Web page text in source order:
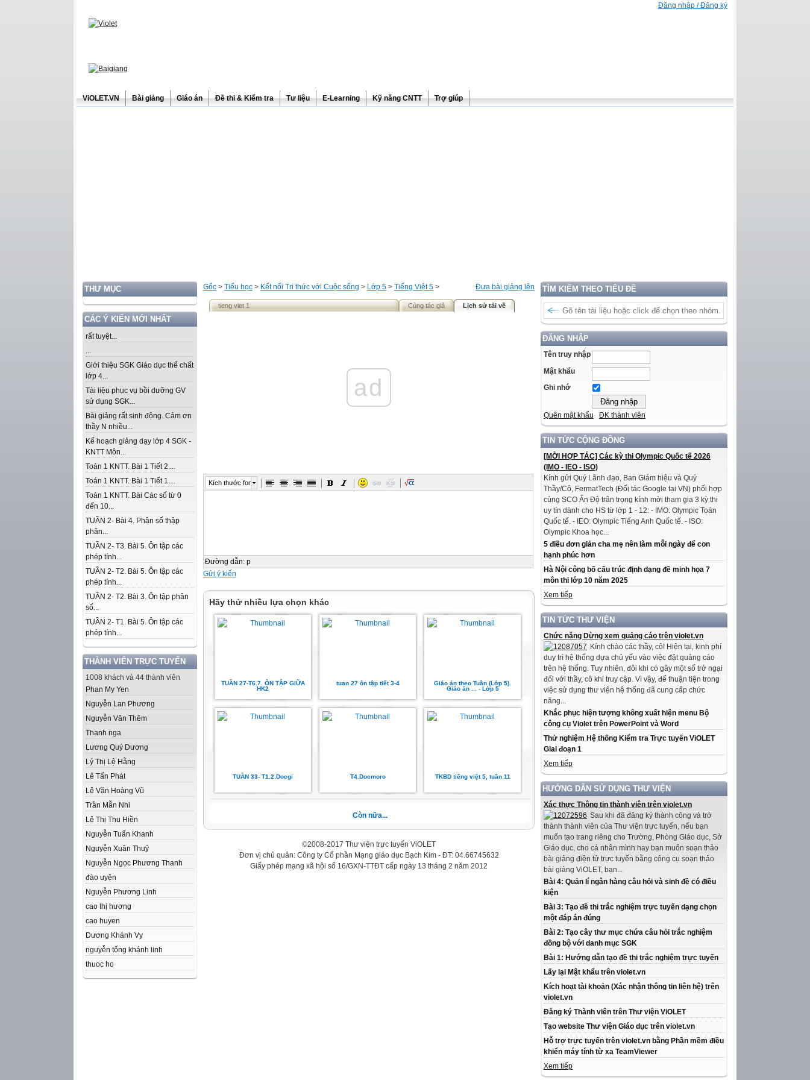
Đăng nhập / Đăng ký
ViOLET.VN Bài giảng Giáo án Đề thi & Kiểm tra Tư liệu E-Learning Kỹ năng CNTT Trợ giúp
THƯ MỤC
CÁC Ý KIẾN MỚI NHẤT
rất tuyệt...
...
Giới thiệu SGK Giáo dục thể chất
lớp 4...
Tài liệu phục vụ bồi dưỡng GV
sử dụng SGK...
Bài giảng rất sinh động. Cảm ơn
thầy N nhiều...
Kế hoạch giảng dạy lớp 4 SGK -
KNTT Môn...
Toán 1 KNTT. Bài 1 Tiết 2....
Toán 1 KNTT. Bài 1 Tiết 1....
Toán 1 KNTT. Bài Các số từ 0
đến 10...
TUẦN 2- Bài 4. Phân số thập
phân...
TUẦN 2- T3. Bài 5. Ôn tập các
phép tính...
TUẦN 2- T2. Bài 5. Ôn tập các
phép tính...
TUẦN 2- T2. Bài 3. Ôn tập phân
số...
TUẦN 2- T1. Bài 5. Ôn tập các
phép tính...
THÀNH VIÊN TRỰC TUYẾN
1008 khách và 44 thành viên
Phan My Yen
Nguyễn Lan Phương
Nguyễn Văn Thêm
Thanh nga
Lương Quý Dương
Lý Thị Lệ Hằng
Lê Tấn Phát
Lê Văn Hoàng Vũ
Trần Mẫn Nhi
Lê Thị Thu Hiền
Nguyễn Tuấn Khanh
Nguyễn Xuân Thuỷ
Nguyễn Ngọc Phương Thanh
đào uyên
Nguyễn Phương Linh
cao thị hương
cao huyen
Dương Khánh Vy
nguyễn tống khánh linh
thuoc ho
TÌM KIẾM THEO TIÊU ĐỀ
ĐĂNG NHẬP
Tên truy nhập
Mật khẩu
Ghi nhớ
Quên mật khẩu ĐK thành viên
TIN TỨC CỘNG ĐỒNG
[MỜI HỢP TÁC] Các kỳ thi Olympic Quốc tế 2026
(IMO - IEO - ISO)
Kính gửi Quý Lãnh đạo, Ban Giám hiệu và Quý
Thầy/Cô, FermatTech (Đối tác Google tại VN) phối hợp
cùng SCO Ấn Độ trân trọng kính mời tham gia 3 kỳ thi
uy tín dành cho HS từ lớp 1 - 12: - IMO: Olympic Toán
Quốc tế. - IEO: Olympic Tiếng Anh Quốc tế. - ISO:
Olympic Khoa học...
5 điều đơn giản cha mẹ nên làm mỗi ngày để con
hạnh phúc hơn
Hà Nội công bố cấu trúc định dạng đề minh họa 7
môn thi lớp 10 năm 2025
Xem tiếp
TIN TỨC THƯ VIỆN
Chức năng Dừng xem quảng cáo trên violet.vn
Kính chào các thầy, cô! Hiện tại, kinh phí
duy trì hệ thống dựa chủ yếu vào việc đặt quảng cáo
trên hệ thống. Tuy nhiên, đôi khi có gây một số trở ngại
đối với thầy, cô khi truy cập. Vì vậy, để thuận tiện trong
việc sử dụng thư viện hệ thống đã cung cấp chức
năng...
Khắc phục hiện tượng không xuất hiện menu Bộ
công cụ Violet trên PowerPoint và Word
Thử nghiệm Hệ thống Kiểm tra Trực tuyến ViOLET
Giai đoạn 1
Xem tiếp
HƯỚNG DẪN SỬ DỤNG THƯ VIỆN
Xác thực Thông tin thành viên trên violet.vn
Sau khi đã đăng ký thành công và trở
thành thành viên của Thư viện trực tuyến, nếu bạn
muốn tạo trang riêng cho Trường, Phòng Giáo dục, Sở
Giáo dục, cho cá nhân mình hay bạn muốn soạn thảo
bài giảng điện tử trực tuyến bằng công cụ soạn thảo
bài giảng ViOLET, bạn...
Bài 4: Quản lí ngân hàng câu hỏi và sinh đề có điều
kiện
Bài 3: Tạo đề thi trắc nghiệm trực tuyến dạng chọn
một đáp án đúng
Bài 2: Tạo cây thư mục chứa câu hỏi trắc nghiệm
đồng bộ với danh mục SGK
Bài 1: Hướng dẫn tạo đề thi trắc nghiệm trực tuyến
Lấy lại Mật khẩu trên violet.vn
Kích hoạt tài khoản (Xác nhận thông tin liên hệ) trên
violet.vn
Đăng ký Thành viên trên Thư viện ViOLET
Tạo website Thư viện Giáo dục trên violet.vn
Hỗ trợ trực tuyến trên violet.vn bằng Phần mềm điều
khiển máy tính từ xa TeamViewer
Xem tiếp
Đưa bài giảng lên
Gốc > Tiểu học > Kết nối Tri thức với Cuộc sống > Lớp 5 > Tiếng Việt 5 >
tieng viet 1 Cùng tác giả Lịch sử tải về
ad
Kích thước font
Đường dẫn: p
Gửi ý kiến
Hãy thử nhiều lựa chọn khác
TUẦN 27-T6.7. ÔN TẬP GIỮA
HK2
tuan 27 ôn tập tiết 3-4
Giáo án theo Tuần (Lớp 5).
Giáo án ... - Lớp 5
TUẦN 33- T1.2.Docgi T4.Docmoro TKBD tiếng việt 5, tuần 11
Còn nữa...
©2008-2017 Thư viện trực tuyến ViOLET
Đơn vị chủ quản: Công ty Cổ phần Mạng giáo dục Bạch Kim - ĐT: 04.66745632
Giấy phép mạng xã hội số 16/GXN-TTĐT cấp ngày 13 tháng 2 năm 2012